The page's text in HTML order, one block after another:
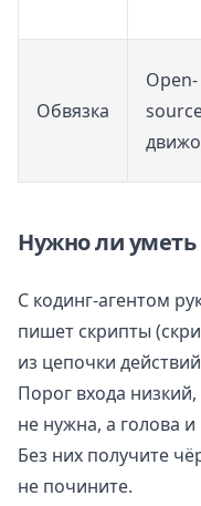
Обвязка
Open-
Нужно ли
С кодинг-агентом
пишет скрипты
из цепочки
Порог входа
не нужна, а голова
Без них получите
не почините.